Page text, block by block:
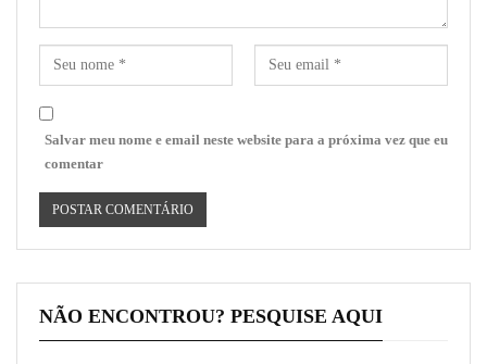
Salvar meu nome e email neste website para a próxima vez que eu
comentar
NÃO ENCONTROU? PESQUISE AQUI